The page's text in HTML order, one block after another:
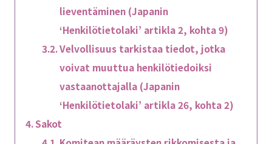
lieventäminen (Japanin
‘Henkilötietolaki’ artikla 2, kohta 9)
Velvollisuus tarkistaa tiedot, jotka
voivat muuttua henkilötiedoiksi
vastaanottajalla (Japanin
‘Henkilötietolaki’ artikla 26, kohta 2)
Sakot